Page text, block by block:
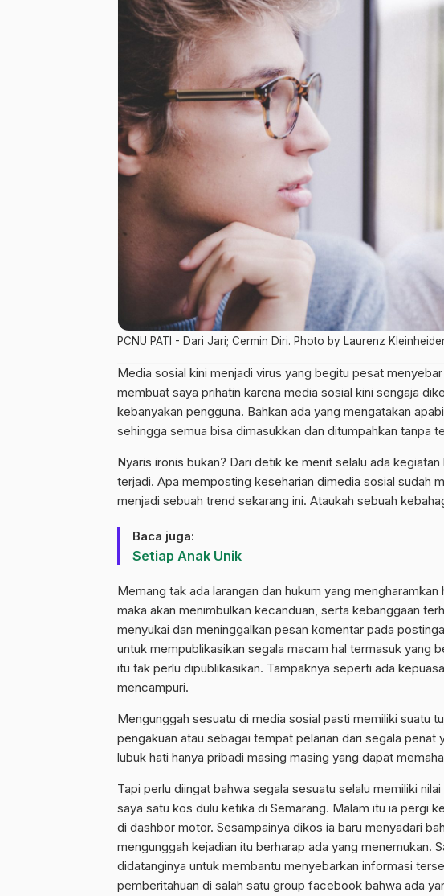
PCNU PATI - Dari Jari; Cermin Diri. Photo by Laurenz
Media sosial kini menjadi virus yang begitu pesat
membuat saya prihatin karena media sosial kini sengaja
kebanyakan pengguna. Bahkan ada yang mengatakan
sehingga semua bisa dimasukkan dan ditumpahkan tanpa
Nyaris ironis bukan? Dari detik ke menit selalu ada
terjadi. Apa memposting keseharian dimedia sosial sudah
menjadi sebuah trend sekarang ini. Ataukah sebuah
Baca juga:
Setiap Anak Unik
Memang tak ada larangan dan hukum yang
maka akan menimbulkan kecanduan, serta kebanggaan
menyukai dan meninggalkan pesan komentar pada
untuk mempublikasikan segala macam hal termasuk yang
itu tak perlu dipublikasikan. Tampaknya seperti ada
mencampuri.
Mengunggah sesuatu di media sosial pasti memiliki suatu
pengakuan atau sebagai tempat pelarian dari segala penat
lubuk hati hanya pribadi masing masing yang dapat
Tapi perlu diingat bahwa segala sesuatu selalu memiliki
saya satu kos dulu ketika di Semarang. Malam itu ia pergi
di dashbor motor. Sesampainya dikos ia baru menyadari
mengunggah kejadian itu berharap ada yang menemukan.
didatanginya untuk membantu menyebarkan informasi
pemberitahuan di salah satu group facebook bahwa ada